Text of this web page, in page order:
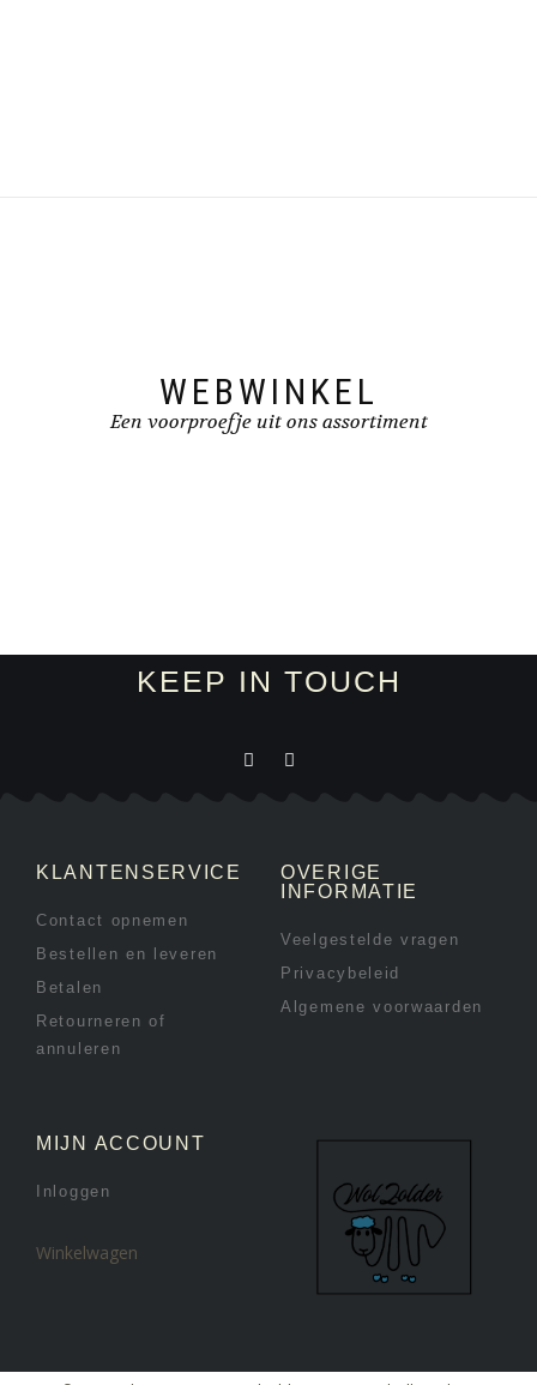
WEBWINKEL
Een voorproefje uit ons assortiment
KEEP IN TOUCH
KLANTENSERVICE
Contact opnemen
Bestellen en leveren
Betalen
Retourneren of
annuleren
OVERIGE
INFORMATIE
Veelgestelde vragen
Privacybeleid
Algemene voorwaarden
MIJN ACCOUNT
Inloggen
Winkelwagen